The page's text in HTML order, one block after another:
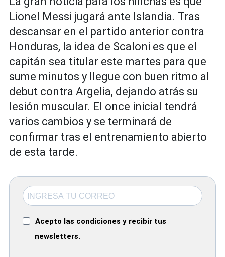
Lionel Messi jugará ante Islandia. Tras
descansar en el partido anterior contra
Honduras, la idea de Scaloni es que el
capitán sea titular este martes para que
sume minutos y llegue con buen ritmo al
debut contra Argelia, dejando atrás su
lesión muscular. El once inicial tendrá
varios cambios y se terminará de
confirmar tras el entrenamiento abierto
de esta tarde.
Acepto las condiciones y recibir tus
newsletters.